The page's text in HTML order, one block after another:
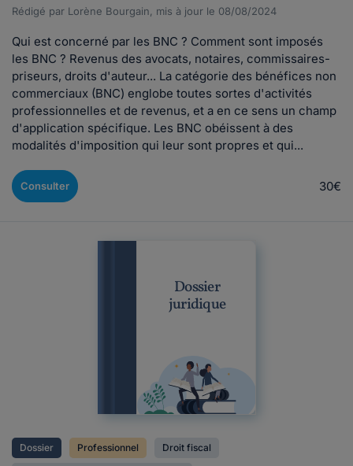
Rédigé par Lorène Bourgain, mis à jour le 08/08/2024
Qui est concerné par les BNC ? Comment sont imposés
les BNC ? Revenus des avocats, notaires, commissaires-
priseurs, droits d'auteur... La catégorie des bénéfices non
commerciaux (BNC) englobe toutes sortes d'activités
professionnelles et de revenus, et a en ce sens un champ
d'application spécifique. Les BNC obéissent à des
modalités d'imposition qui leur sont propres et qui...
Consulter 30€
Dossier
juridique
Dossier Professionnel Droit fiscal